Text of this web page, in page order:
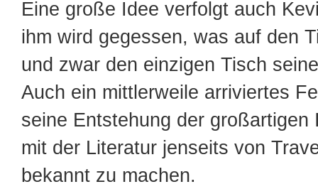
Eine große Idee verfolgt auch
ihm wird gegessen, was auf den
und zwar den einzigen Tisch
Auch ein mittlerweile arriviertes
seine Entstehung der großartigen
mit der Literatur jenseits von
bekannt zu machen.